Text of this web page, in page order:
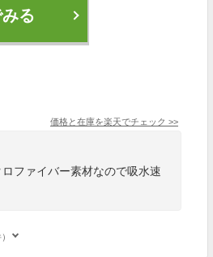
る
価格と在庫を楽天でチェック >>
ファイバー素材なので吸水速